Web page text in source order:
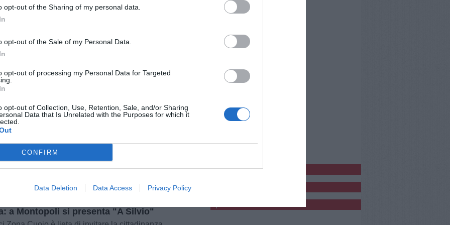
opt-out of the Sharing of my personal data.
opt-out of the Sale of my Personal Data.
opt-out of processing my Personal Data for Targeted
opt-out of Collection, Use, Retention, Sale, and/or Sharing
Data that Is Unrelated with the Purposes for which it
CONFIRM
Data Deletion Data Access Privacy Policy
POLITICA E OPINIONI
di confine, Paladini (FI) su
"Oltre 850 firme si raccolgono
le cose non funzionano"
dimensioni non è una petizione, è un
Ed è il numero di cittadini che ha
organizzarsi da soli perché chi [...]
a Montopoli si presenta "A Silvio"
pubblicitàCl